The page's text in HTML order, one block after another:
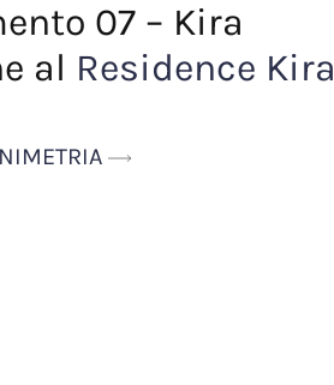
07 – Kira
al Residence Kira